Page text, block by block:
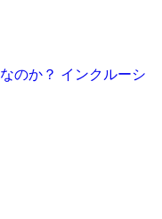
なのか？ インクルーシ